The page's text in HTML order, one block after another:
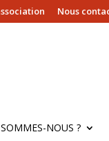
Nous
NOUS ?